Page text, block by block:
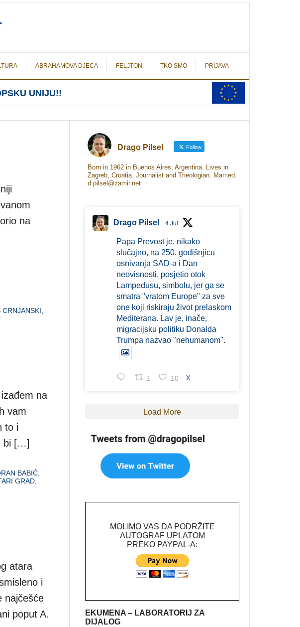
ABRAHAMOVA DJECA FELJTON TKO SMO PRIJAVA
UNIJU!!
na
CRNJANSKI
na
vam
to i
bi […]
BABIĆ,
GRAD,
atara
i
najčešće
poput A.
Drago Pilsel Follow
Born in 1962 in Buenos Aires, Argentina. Lives in
Zagreb, Croatia. Journalist and Theologian. Married.
d.pilsel@zamir.net
Drago Pilsel 4 Jul
Papa Prevost je, nikako
slučajno, na 250. godišnjicu
osnivanja SAD-a i Dan
neovisnosti, posjetio otok
Lampedusu, simbolu, jer ga se
smatra "vratom Europe" za sve
one koji riskiraju život prelaskom
Mediterana. Lav je, inače,
migracijsku politiku Donalda
Trumpa nazvao "nehumanom".
1 10 X
Load More
MOLIMO VAS DA PODRŽITE
AUTOGRAF UPLATOM
PREKO PAYPAL-A:
EKUMENA – LABORATORIJ ZA
DIJALOG